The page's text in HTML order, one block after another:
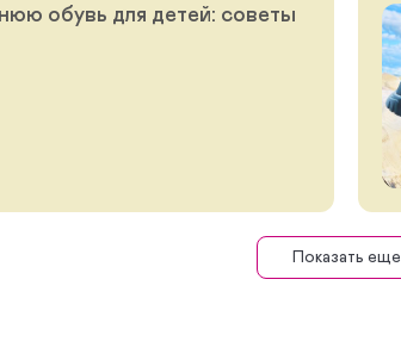
обувь для детей: советы
Показать еще